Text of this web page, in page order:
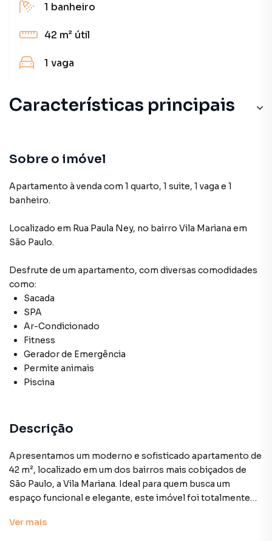
1 banheiro
42 m² útil
1 vaga
Características principais
Sobre o imóvel
Apartamento à venda com 1 quarto, 1 suite, 1 vaga e 1
banheiro.
Localizado em Rua Paula Ney, no bairro Vila Mariana em
São Paulo.
Desfrute de um apartamento, com diversas comodidades
como:
Sacada
SPA
Ar-Condicionado
Fitness
Gerador de Emergência
Permite animais
Piscina
Descrição
Apresentamos um moderno e sofisticado apartamento de
42 m², localizado em um dos bairros mais cobiçados de
São Paulo, a Vila Mariana. Ideal para quem busca um
espaço funcional e elegante, este imóvel foi totalmente
conforto e qualidade em cada detalhe.
Ver mais